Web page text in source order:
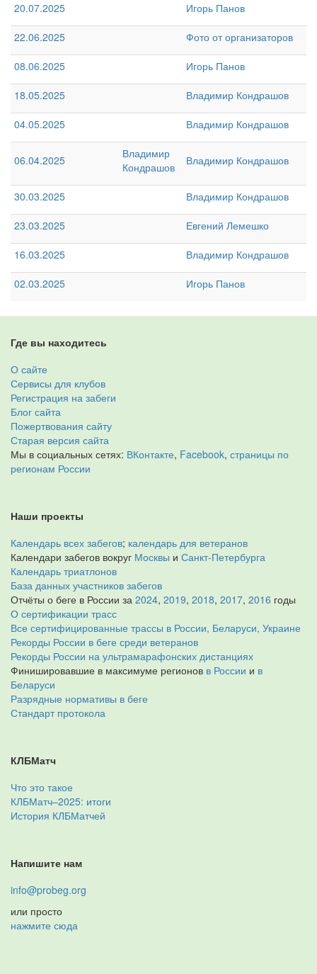
20.07.2025 Игорь Панов
22.06.2025 Фото от организаторов
08.06.2025 Игорь Панов
18.05.2025 Владимир Кондрашов
04.05.2025 Владимир Кондрашов
06.04.2025
Владимир
Кондрашов
Владимир Кондрашов
30.03.2025 Владимир Кондрашов
23.03.2025 Евгений Лемешко
16.03.2025 Владимир Кондрашов
02.03.2025 Игорь Панов
Где вы находитесь
О сайте
Сервисы для клубов
Регистрация на забеги
Блог сайта
Пожертвования сайту
Старая версия сайта
Мы в социальных сетях: ВКонтакте, Facebook, страницы по
регионам России
Наши проекты
Календарь всех забегов; календарь для ветеранов
Календари забегов вокруг Москвы и Санкт-Петербурга
Календарь триатлонов
База данных участников забегов
Отчёты о беге в России за 2024, 2019, 2018, 2017, 2016 годы
О сертификации трасс
Все сертифицированные трассы в России, Беларуси, Украине
Рекорды России в беге среди ветеранов
Рекорды России на ультрамарафонских дистанциях
Финишировавшие в максимуме регионов в России и в
Беларуси
Разрядные нормативы в беге
Стандарт протокола
КЛБМатч
Что это такое
КЛБМатч–2025: итоги
История КЛБМатчей
Напишите нам
info@probeg.org
или просто
нажмите сюда